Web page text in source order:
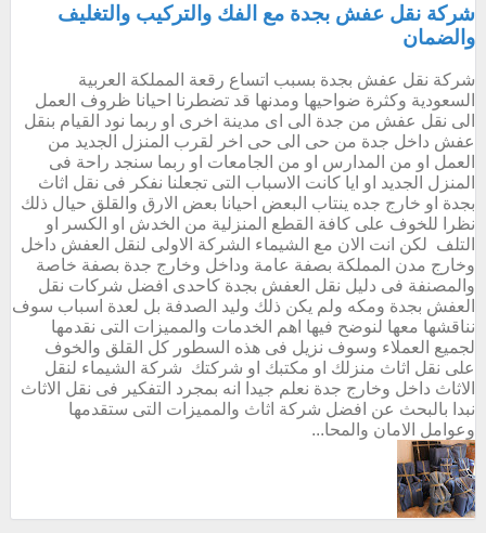
شركة نقل عفش بجدة مع الفك والتركيب والتغليف
والضمان
شركة نقل عفش بجدة بسبب اتساع رقعة المملكة العربية
السعودية وكثرة ضواحيها ومدنها قد تضطرنا احيانا ظروف العمل
الى نقل عفش من جدة الى اى مدينة اخرى او ربما نود القيام بنقل
عفش داخل جدة من حى الى حى اخر لقرب المنزل الجديد من
العمل او من المدارس او من الجامعات او ربما سنجد راحة فى
المنزل الجديد او ايا كانت الاسباب التى تجعلنا نفكر فى نقل اثاث
بجدة او خارج جده ينتاب البعض احيانا بعض الارق والقلق حيال ذلك
نظرا للخوف على كافة القطع المنزلية من الخدش او الكسر او
التلف لكن انت الان مع الشيماء الشركة الاولى لنقل العفش داخل
وخارج مدن المملكة بصفة عامة وداخل وخارج جدة بصفة خاصة
والمصنفة فى دليل نقل العفش بجدة كاحدى افضل شركات نقل
العفش بجدة ومكه ولم يكن ذلك وليد الصدفة بل لعدة اسباب سوف
نناقشها معها لنوضح فيها اهم الخدمات والمميزات التى نقدمها
لجميع العملاء وسوف نزيل فى هذه السطور كل القلق والخوف
على نقل اثاث منزلك او مكتبك او شركتك شركة الشيماء لنقل
الاثاث داخل وخارج جدة نعلم جيدا انه بمجرد التفكير فى نقل الاثاث
نبدا بالبحث عن افضل شركة اثاث والمميزات التى ستقدمها
وعوامل الامان والمحا...